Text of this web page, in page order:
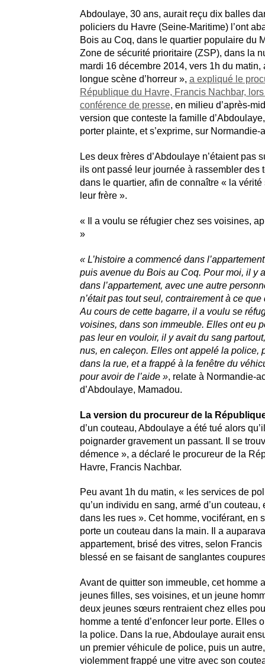
Abdoulaye, 30 ans, aurait reçu dix balles
policiers du Havre (Seine-Maritime) l’ont
Bois au Coq, dans le quartier populaire du
Zone de sécurité prioritaire (ZSP), dans la
mardi 16 décembre 2014, vers 1h du matin,
longue scène d’horreur », a expliqué le
République du Havre, Francis Nachbar, lors
conférence de presse, en milieu d’après-
version que conteste la famille
porter plainte, et s’exprime, sur Normandie-
Les deux frères d’Abdoulaye n’étaient pas
ils ont passé leur journée à rassembler des
dans le quartier, afin de connaître « la vérité
leur frère ».
« Il a voulu se réfugier chez ses voisines,
»
« L’histoire a commencé dans
puis avenue du Bois au Coq. Pour moi, il y
dans l’appartement, avec une autre
n’était pas tout seul, contrairement à ce que
Au cours de cette bagarre, il a voulu se
voisines, dans son immeuble. Elles ont eu
pas leur en vouloir, il y avait du sang
nus, en caleçon. Elles ont appelé la police,
dans la rue, et a frappé à la fenêtre du
pour avoir de l’aide », relate à Normandie-
d’Abdoulaye, Mamadou.
La version du procureur de la
d’un couteau, Abdoulaye a été tué alors
poignarder gravement un passant. Il se
démence », a déclaré le procureur de la
Havre, Francis Nachbar.
Peu avant 1h du matin, « les services de
qu’un individu en sang, armé d’un couteau,
dans les rues ». Cet homme, vociférant, en
porte un couteau dans la main. Il a
appartement, brisé des vitres, selon Francis
blessé en se faisant de sanglantes
Avant de quitter son immeuble, cet homme
jeunes filles, ses voisines, et un jeune
deux jeunes sœurs rentraient chez elles
homme a tenté d’enfoncer leur porte. Elles
la police. Dans la rue, Abdoulaye aurait
un premier véhicule de police, puis un
violemment frappé une vitre avec son